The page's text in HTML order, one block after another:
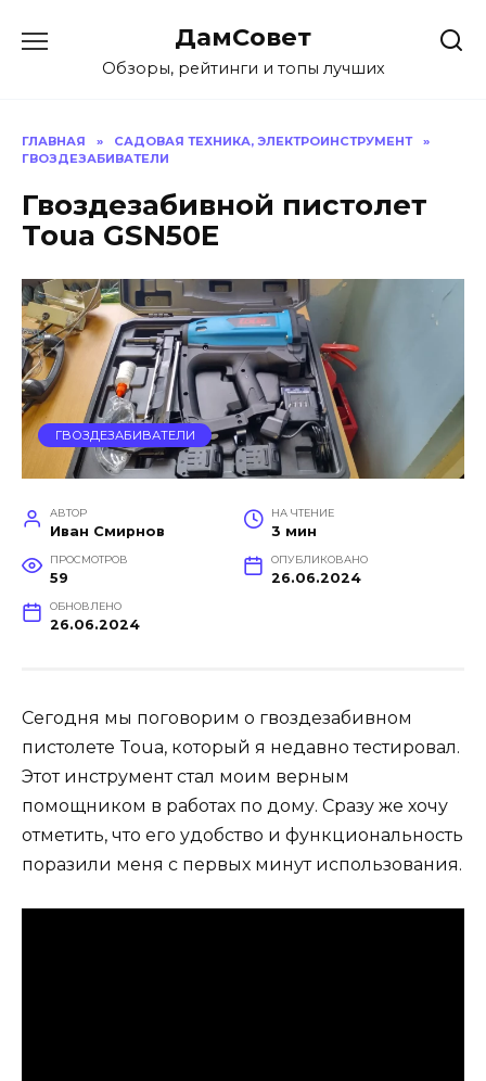
содержанию
ДамСовет
Обзоры, рейтинги и топы лучших
ГЛАВНАЯ » САДОВАЯ ТЕХНИКА, ЭЛЕКТРОИНСТРУМЕНТ
»
ГВОЗДЕЗАБИВАТЕЛИ
Гвоздезабивной пистолет
Toua GSN50E
ГВОЗДЕЗАБИВАТЕЛИ
АВТОР
Иван Смирнов
НА ЧТЕНИЕ
3 мин
ПРОСМОТРОВ
59
ОПУБЛИКОВАНО
26.06.2024
ОБНОВЛЕНО
26.06.2024
Сегодня мы поговорим о гвоздезабивном
пистолете Toua, который я недавно тестировал.
Этот инструмент стал моим верным
помощником в работах по дому. Сразу же хочу
отметить, что его удобство и функциональность
поразили меня с первых минут использования.